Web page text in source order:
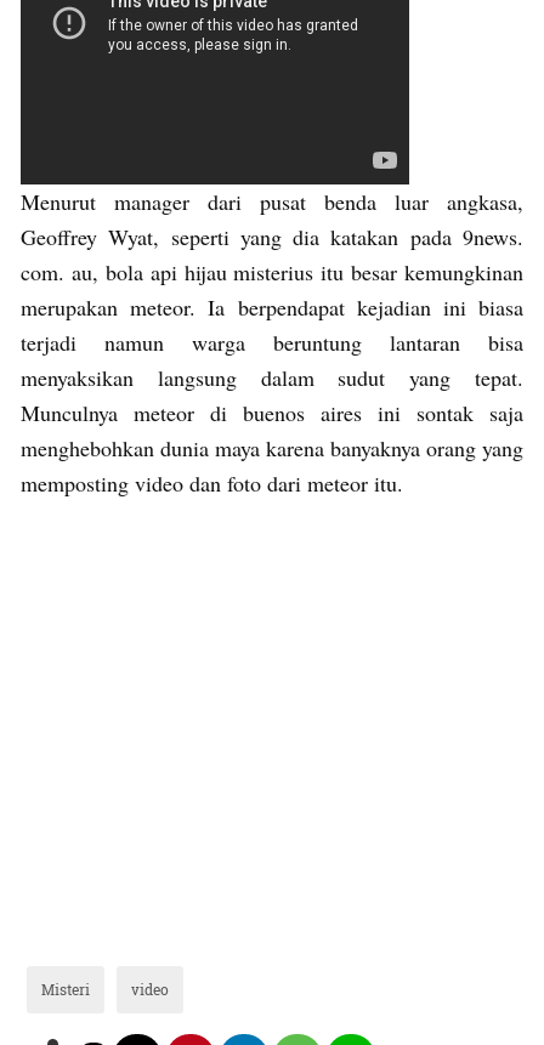
Menurut manager dari pusat benda luar angkasa,
Geoffrey Wyat, seperti yang dia katakan pada 9news.
com. au, bola api hijau misterius itu besar kemungkinan
merupakan meteor. Ia berpendapat kejadian ini biasa
terjadi namun warga beruntung lantaran bisa
menyaksikan langsung dalam sudut yang tepat.
Munculnya meteor di buenos aires ini sontak saja
menghebohkan dunia maya karena banyaknya orang yang
memposting video dan foto dari meteor itu.
Misteri video